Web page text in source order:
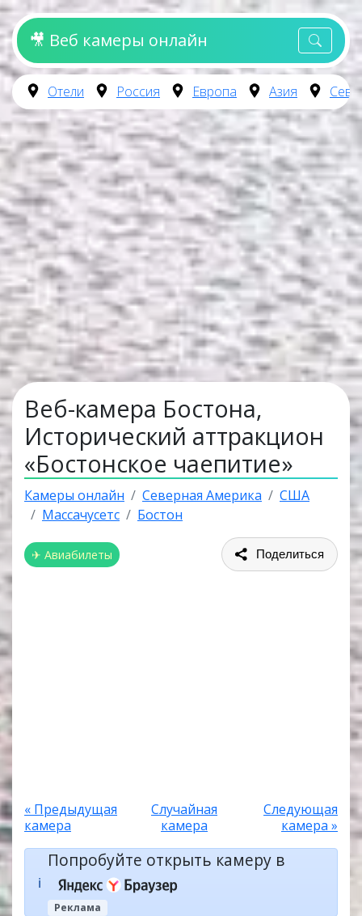
🎥 Веб камеры онлайн
Отели Россия Европа Азия
Веб-камера Бостона,
Исторический аттракцион
«Бостонское чаепитие»
Камеры онлайн Северная Америка
США
Массачусетс
Бостон
✈ Авиабилеты Поделиться
« Предыдущая
камера
Случайная
камера
Следующая
камера »
ℹ️
Попробуйте открыть камеру в
Реклама